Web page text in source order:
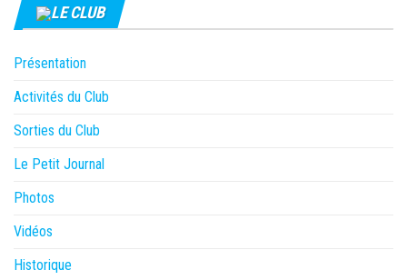
LE CLUB
Présentation
Activités du Club
Sorties du Club
Le Petit Journal
Photos
Vidéos
Historique